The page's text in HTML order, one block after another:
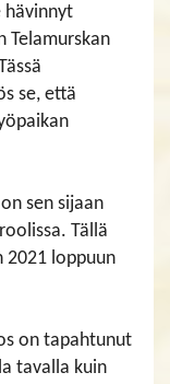
hävinnyt
Telamurskan
se, että
sen sijaan
Tällä
2021 loppuun
on tapahtunut
tavalla kuin